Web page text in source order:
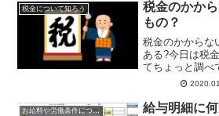
税金について知ろう
税金のかか
もの？
税金のかからな
ある?今日は税
てちょっと調べ
かかるものと
その他の収入も
らないものがあ
お給料や労働条件について知ろう
給与明細に